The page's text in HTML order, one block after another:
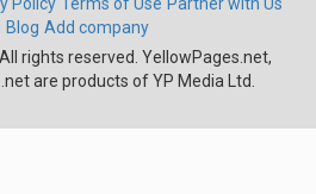
Blog Add company
rights reserved. YellowPages.net,
are products of YP Media Ltd.